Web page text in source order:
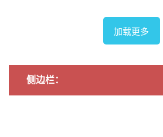
*注：实际展览信息可能发生变化，
联系B&Company获取进一步支持
* 如需引用本文中的任何信息，请
接，以尊重版权。.
加载更多
侧边栏：